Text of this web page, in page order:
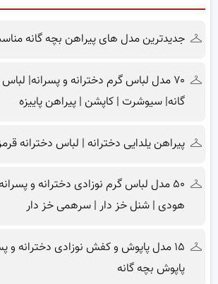
جدیدترین مدل های پیراهن بچه گانه
۷۰ مدل لباس گرم دخترانه و پسرانه|
گانه| سیوشرت | کاپشن | پیراهن پاییزه
پیراهن یلدایی دخترانه | لباس دخترانه
۵۰ مدل لباس گرم نوزادی دخترانه و
هودی | شنل خز دار | سرهمی خز دار
۱۵ مدل پاپوش و کفش نوزادی دخترانه
پاپوش بچه گانه